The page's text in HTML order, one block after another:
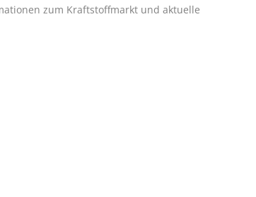
zum Kraftstoffmarkt und aktuelle